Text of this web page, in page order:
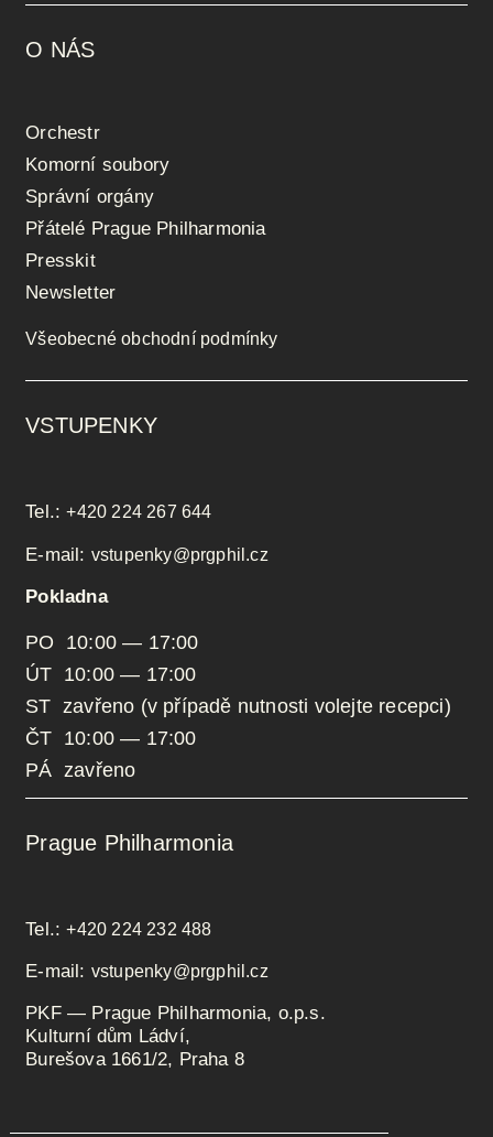
O NÁS
Orchestr
Komorní soubory
Správní orgány
Přátelé Prague Philharmonia
Presskit
Newsletter
Všeobecné obchodní podmínky
VSTUPENKY
Tel.:+420 224 267 644
E-mail: vstupenky@prgphil.cz
Pokladna
PO 10:00 — 17:00
ÚT 10:00 — 17:00
ST zavřeno (v případě nutnosti volejte recepci)
ČT 10:00 — 17:00
PÁ zavřeno
Prague Philharmonia
Tel.:+420 224 232 488
E-mail: vstupenky@prgphil.cz
PKF — Prague Philharmonia, o.p.s.
Kulturní dům Ládví,
Burešova 1661/2, Praha 8